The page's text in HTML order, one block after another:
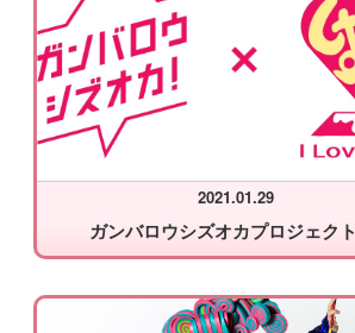
2021.01.29
ガンバロウシズオカプロジェクト